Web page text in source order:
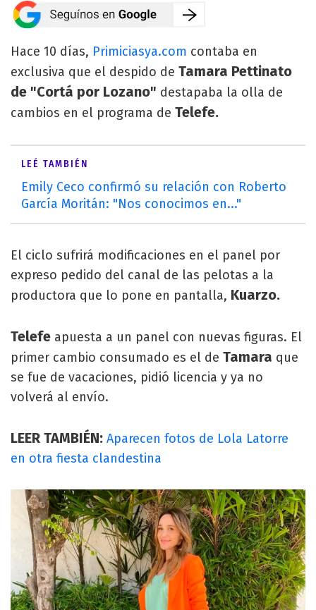
Hace 10 días, Primiciasya.com contaba en
exclusiva que el despido de Tamara Pettinato
de "Cortá por Lozano" destapaba la olla de
cambios en el programa de Telefe.
LEÉ TAMBIÉN
Emily Ceco confirmó su relación con Roberto
García Moritán: "Nos conocimos en..."
El ciclo sufrirá modificaciones en el panel por
expreso pedido del canal de las pelotas a la
productora que lo pone en pantalla, Kuarzo.
Telefe apuesta a un panel con nuevas figuras. El
primer cambio consumado es el de Tamara que
se fue de vacaciones, pidió licencia y ya no
volverá al envío.
LEER TAMBIÉN: Aparecen fotos de Lola Latorre
en otra fiesta clandestina